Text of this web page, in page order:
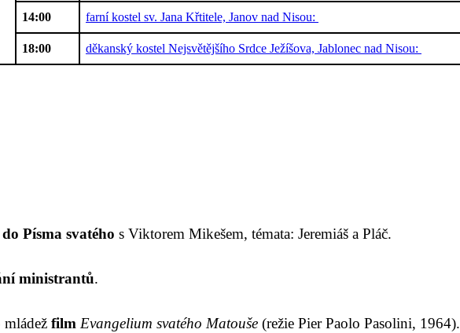
14:00 farní kostel sv. Jana Křtitele, Janov nad Nisou:
18:00 děkanský kostel Nejsvětějšího Srdce Ježíšova, Jablonec nad Nisou:
Písma svatého s Viktorem Mikešem, témata: Jeremiáš a Pláč.
ministrantů.
film Evangelium svatého Matouše (režie Pier Paolo Pasolini, 1964).